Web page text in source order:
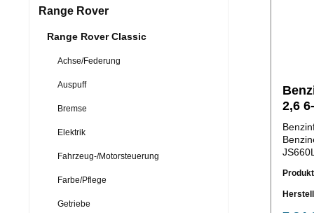
Range Rover
Range Rover Classic
Achse/Federung
Auspuff
Bremse
Elektrik
Fahrzeug-/Motorsteuerung
Farbe/Pflege
Getriebe
2,6